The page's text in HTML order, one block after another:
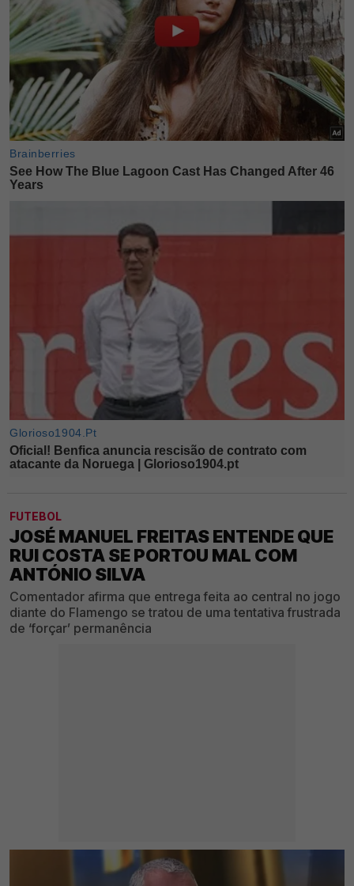
FUTEBOL
JOSÉ MANUEL FREITAS ENTENDE QUE
RUI COSTA SE PORTOU MAL COM
ANTÓNIO SILVA
Comentador afirma que entrega feita ao central no jogo
diante do Flamengo se tratou de uma tentativa frustrada
de ‘forçar’ permanência